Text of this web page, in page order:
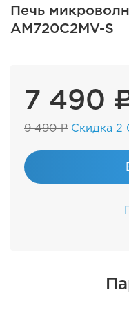
Печь
AM720C2MV-S
7 490
9 490 ₽ Скидка 2